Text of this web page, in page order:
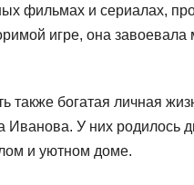
фильмах и сериалах,
игре, она
богатая личная
Иванова. У них родилось
и уютном доме.